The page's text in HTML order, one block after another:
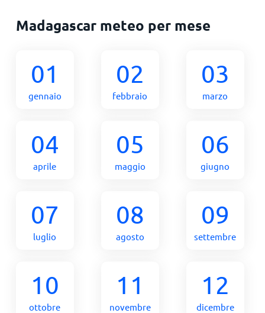
Madagascar meteo per mese
01
gennaio
02
febbraio
03
marzo
04
aprile
05
maggio
06
giugno
07
luglio
08
agosto
09
settembre
10
ottobre
11
novembre
12
dicembre